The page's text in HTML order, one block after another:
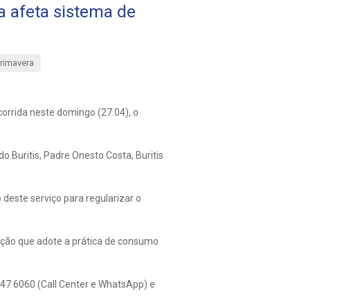
afeta sistema de
neste domingo (27.04), o
Buritis, Padre Onesto Costa, Buritis
serviço para regularizar o
que adote a prática de consumo
6060 (Call Center e WhatsApp) e